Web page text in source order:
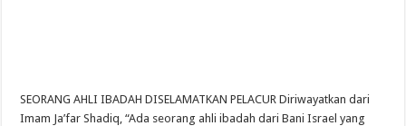
SEORANG AHLI IBADAH DISELAMATKAN PELACUR Diriwayatkan dari
Imam Ja’far Shadiq, “Ada seorang ahli ibadah dari Bani Israel yang